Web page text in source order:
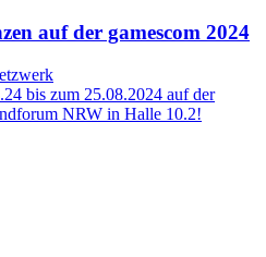
auf der gamescom 2024
bis zum 25.08.2024 auf der
NRW in Halle 10.2!